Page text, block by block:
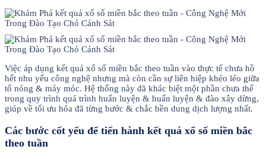
Việc áp dụng kết quả xổ số miền bắc theo tuần vào thực tế chưa hồ
hết nhu yếu công nghệ nhưng mà còn cần sự liên hiệp khéo léo giữa
tổ nóng & máy móc. Hệ thống này đã khác biệt một phần chưa thể
trong quy trình quá trình huấn luyện & huấn luyện & đào xây dừng,
giúp về tối ưu hóa đã từng bước & chắc bền dung dịch lượng nhất.
Các bước cốt yếu để tiến hành kết quả xổ số miền bắc
theo tuần